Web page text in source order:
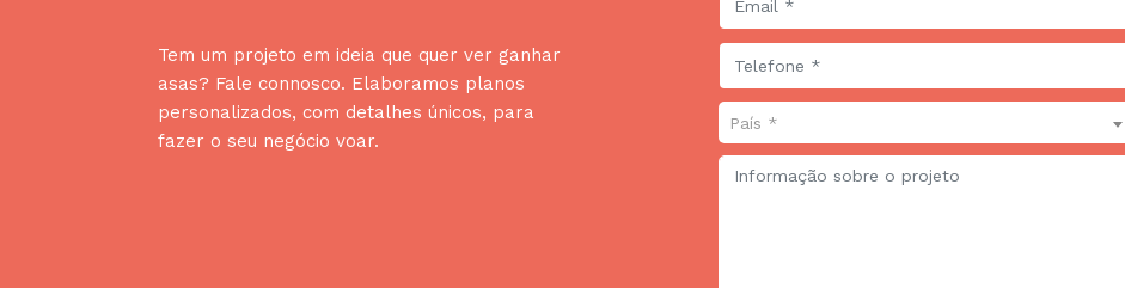
Tem um projeto em ideia que quer ver ganhar
asas? Fale connosco. Elaboramos planos
personalizados, com detalhes únicos, para
fazer o seu negócio voar.
País *